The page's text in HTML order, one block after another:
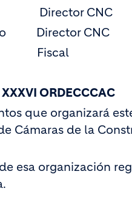
Director CNC
Director CNC
Fiscal
ORDECCCAC
que organizará
Cámaras de la
esa organización